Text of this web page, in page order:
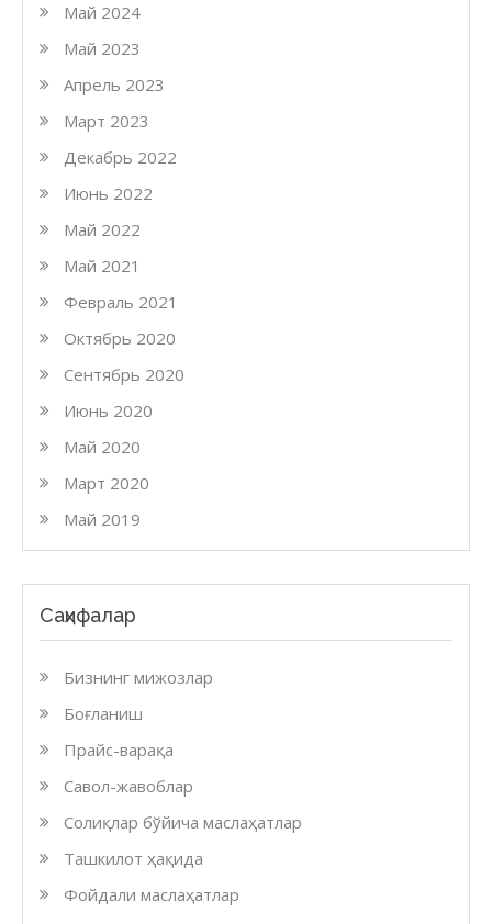
Май 2024
Май 2023
Апрель 2023
Март 2023
Декабрь 2022
Июнь 2022
Май 2022
Май 2021
Февраль 2021
Октябрь 2020
Сентябрь 2020
Июнь 2020
Май 2020
Март 2020
Май 2019
Саҳифалар
Бизнинг мижозлар
Боғланиш
Прайс-варақа
Савол-жавоблар
Солиқлар бўйича маслаҳатлар
Ташкилот ҳақида
Фойдали маслаҳатлар